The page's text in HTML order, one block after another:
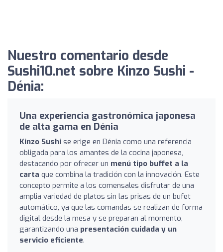
Nuestro comentario desde
Sushi10.net sobre Kinzo Sushi -
Dénia:
Una experiencia gastronómica japonesa
de alta gama en Dénia
Kinzo Sushi se erige en Dénia como una referencia
obligada para los amantes de la cocina japonesa,
destacando por ofrecer un menú tipo buffet a la
carta que combina la tradición con la innovación. Este
concepto permite a los comensales disfrutar de una
amplia variedad de platos sin las prisas de un bufet
automático, ya que las comandas se realizan de forma
digital desde la mesa y se preparan al momento,
garantizando una presentación cuidada y un
servicio eficiente.